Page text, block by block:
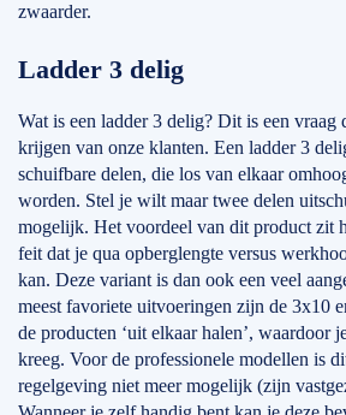
zwaarder.
Ladder 3 delig
Wat is een ladder 3 delig? Dit is een
krijgen van onze klanten. Een ladder 3
schuifbare delen, die los van elkaar
worden. Stel je wilt maar twee delen
mogelijk. Het voordeel van dit product zit
feit dat je qua opberglengte versus
kan. Deze variant is dan ook een veel
meest favoriete uitvoeringen zijn de 3x10
de producten ‘uit elkaar halen’, waardoor
kreeg. Voor de professionele modellen is
regelgeving niet meer mogelijk (zijn